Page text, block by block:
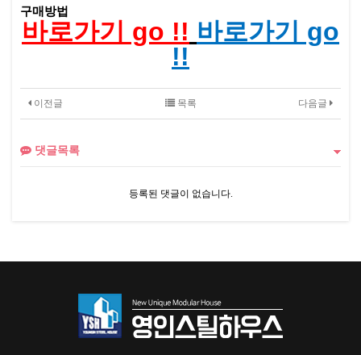
구매방법
바로가기 go !! 바로가기 go
!!
이전글 다음글
목록
댓글목록
등록된 댓글이 없습니다.